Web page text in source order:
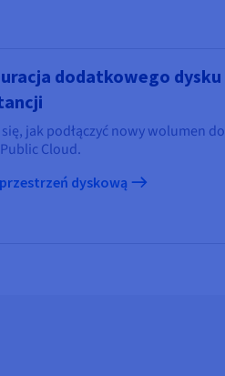
dodatkowego dysku
jak podłączyć nowy wolumen do
Cloud.
dyskową